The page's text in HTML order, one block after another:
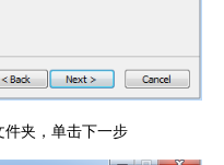
夹，单击下一步